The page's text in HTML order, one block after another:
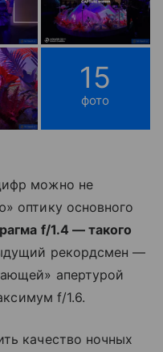
15
фото
можно не
оптику основного
f/1.4 — такого
рекордсмен —
апертурой
f/1.6.
качество ночных